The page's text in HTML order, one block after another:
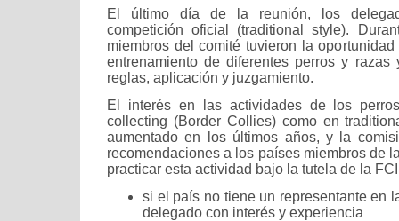
El último día de la reunión, los
competición oficial (traditional style).
miembros del comité tuvieron la
entrenamiento de diferentes perros y razas
reglas, aplicación y juzgamiento.
El interés en las actividades de los
collecting (Border Collies) como en
aumentado en los últimos años, y la
recomendaciones a los países miembros de
practicar esta actividad bajo la tutela de la
si el país no tiene un representante en
delegado con interés y experiencia